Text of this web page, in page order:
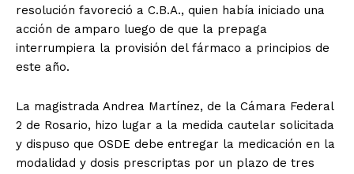
resolución favoreció a C.B.A., quien había iniciado una
acción de amparo luego de que la prepaga
interrumpiera la provisión del fármaco a principios de
este año.
La magistrada Andrea Martínez, de la Cámara Federal
2 de Rosario, hizo lugar a la medida cautelar solicitada
y dispuso que OSDE debe entregar la medicación en la
modalidad y dosis prescriptas por un plazo de tres